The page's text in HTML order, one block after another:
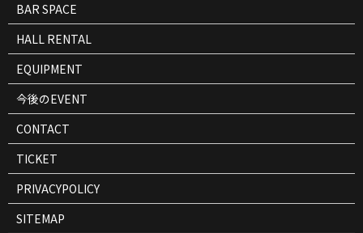
BAR SPACE
HALL RENTAL
EQUIPMENT
今後のEVENT
CONTACT
TICKET
PRIVACYPOLICY
SITEMAP